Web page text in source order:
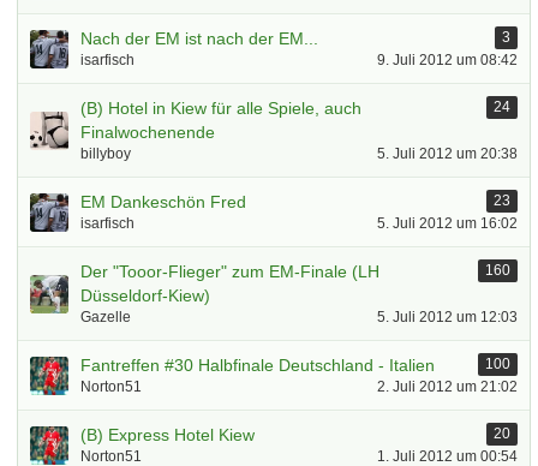
Nach der EM ist nach der EM...
3
isarfisch
9. Juli 2012 um 08:42
(B) Hotel in Kiew für alle Spiele, auch
Finalwochenende
24
billyboy 5. Juli 2012 um 20:38
EM Dankeschön Fred
23
isarfisch
5. Juli 2012 um 16:02
Der "Tooor-Flieger" zum EM-Finale (LH
Düsseldorf-Kiew)
160
Gazelle 5. Juli 2012 um 12:03
Fantreffen #30 Halbfinale Deutschland - Italien
100
Norton51
2. Juli 2012 um 21:02
(B) Express Hotel Kiew
20
Norton51
1. Juli 2012 um 00:54